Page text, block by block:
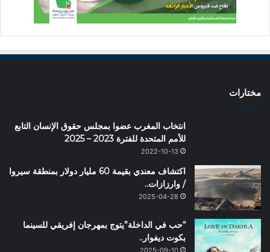
مختارات
انتخاب المغرب عضوا بمجلس حقوق الإنسان التابع
للأمم المتحدة للفترة 2023 – 2025
2022-10-13
اكتشاف معندي بقيمة 60 مليار دولار بمنطقة سيروا
/ وارزازات..
2025-04-28
“حب في الداخلة”يتوج بمهرجان إفريقي للسينما
بكوت ديفوار..